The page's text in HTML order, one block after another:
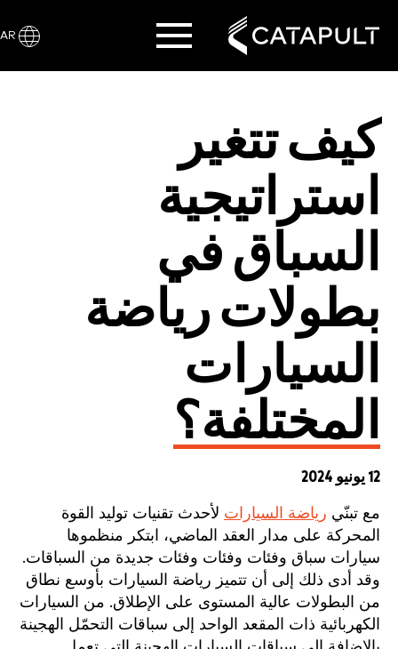
كيف تتغير
استراتيجية
السباق في
بطولات رياضة
السيارات
المختلفة؟
12 يونيو 2024
مع تبنّي رياضة السيارات لأحدث تقنيات توليد القوة
المحركة على مدار العقد الماضي، ابتكر منظموها
سيارات سباق وفئات وفئات وفئات جديدة من السباقات.
وقد أدى ذلك إلى أن تتميز رياضة السيارات بأوسع نطاق
من البطولات عالية المستوى على الإطلاق. من السيارات
الكهربائية ذات المقعد الواحد إلى سباقات التحمّل الهجينة